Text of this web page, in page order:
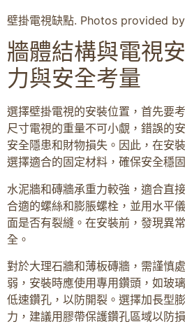
壁掛電視缺點. Photos provided
牆體結構與電視
力與安全考量
選擇壁掛電視的安裝位置，首先要
尺寸電視的重量不可小覷，錯誤的
安全隱患和財物損失。因此，在安
選擇適合的固定材料，確保安全穩固
水泥牆和磚牆承重力較強，適合直
合適的螺絲和膨脹螺栓，並用水平
面是否有裂縫。在安裝前，發現異
全。
對於大理石牆和薄板磚牆，需謹慎
弱，安裝時應使用專用鑽頭，如玻
低速鑽孔，以防開裂。選擇加長型
力，建議用膠帶保護鑽孔區域以防